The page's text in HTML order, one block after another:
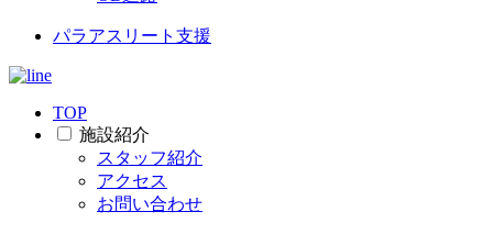
パラアスリート支援
TOP
施設紹介
スタッフ紹介
アクセス
お問い合わせ